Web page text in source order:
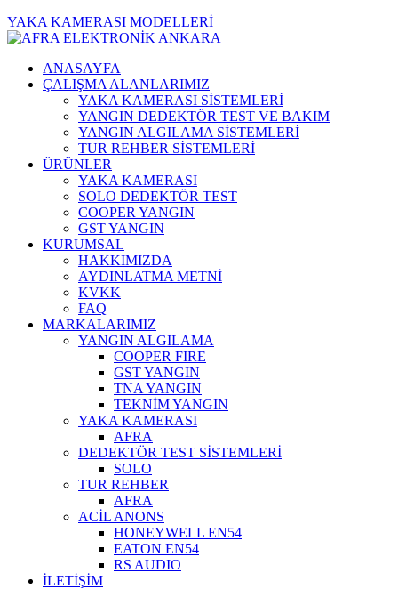
YAKA KAMERASI MODELLERİ
ANASAYFA
ÇALIŞMA ALANLARIMIZ
YAKA KAMERASI SİSTEMLERİ
YANGIN DEDEKTÖR TEST VE BAKIM
YANGIN ALGILAMA SİSTEMLERİ
TUR REHBER SİSTEMLERİ
ÜRÜNLER
YAKA KAMERASI
SOLO DEDEKTÖR TEST
COOPER YANGIN
GST YANGIN
KURUMSAL
HAKKIMIZDA
AYDINLATMA METNİ
KVKK
FAQ
MARKALARIMIZ
YANGIN ALGILAMA
COOPER FIRE
GST YANGIN
TNA YANGIN
TEKNİM YANGIN
YAKA KAMERASI
AFRA
DEDEKTÖR TEST SİSTEMLERİ
SOLO
TUR REHBER
AFRA
ACİL ANONS
HONEYWELL EN54
EATON EN54
RS AUDIO
İLETİŞİM